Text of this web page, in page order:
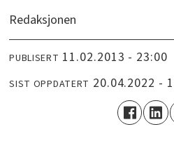
Redaksjonen
PUBLISERT 11.02.2013 - 23:00
SIST OPPDATERT 20.04.2022 -